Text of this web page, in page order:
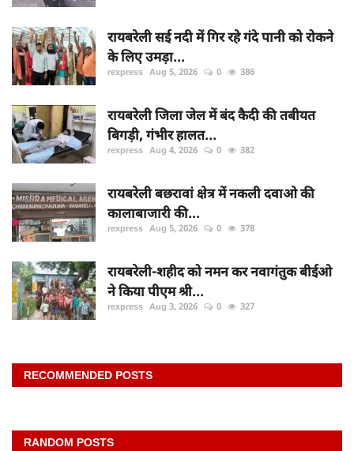
रायबरेली सई नदी में गिर रहे गंदे पानी को रोकने
के लिए उमड़ा...
rexpress Aug 5, 2026 0 386
रायबरेली जिला जेल में बंद कैदी की तबीयत
बिगड़ी, गंभीर हालत...
rexpress Aug 4, 2026 0 382
रायबरेली बछरावां क्षेत्र में नकली दवाओ की
कालाबाजारी की...
rexpress Aug 5, 2026 0 378
रायबरेली-शहीद को नमन कर नवागंतुक बीईओ
ने किया पीएम श्री...
rexpress Aug 3, 2026 0 327
RECOMMENDED POSTS
RANDOM POSTS